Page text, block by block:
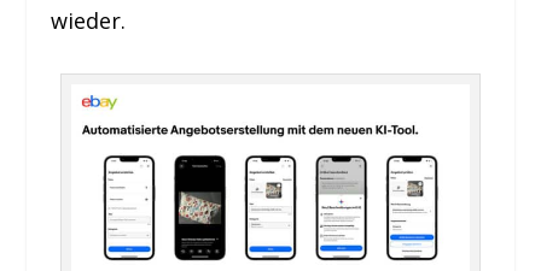
wieder.